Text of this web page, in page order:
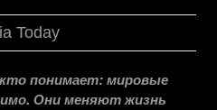
Today
понимает: мировые
Они меняют жизнь